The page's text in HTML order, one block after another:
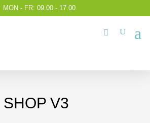
MON - FR: 09.00 - 17.00
SHOP V3